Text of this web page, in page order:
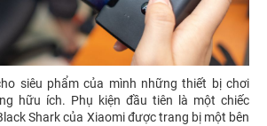
siêu phẩm của mình những thiết bị chơi
hữu ích. Phụ kiện đầu tiên là một chiếc
Shark của Xiaomi được trang bị một bên